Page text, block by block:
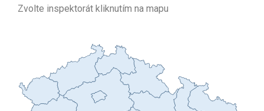
Zvolte inspektorát kliknutím na mapu